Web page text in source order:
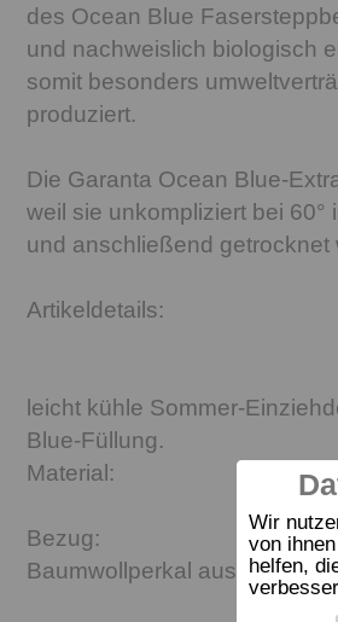
Wir
von
helfen,
des Ocean Blue
und nachweislich biologisch
somit besonders
produziert.
Die Garanta Ocean Blue-
weil sie unkompliziert bei
und anschließend getrocknet
Artikeldetails:
leicht kühle Sommer-
Blue-Füllung.
Material:
Bezug:
Baumwollperkal aus 100%